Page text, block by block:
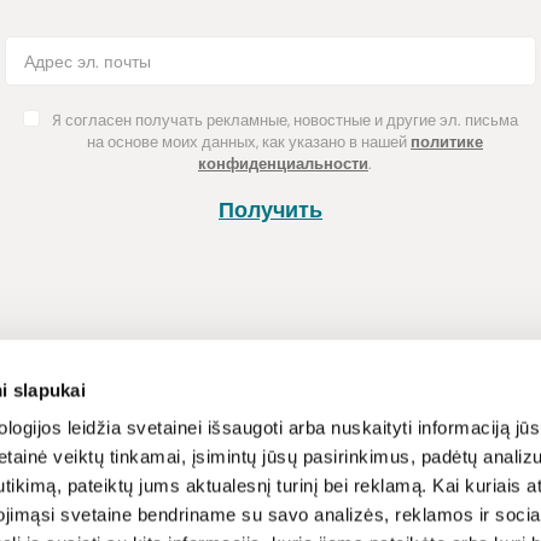
slapukai
leidžia svetainei išsaugoti arba nuskaityti informaciją
veiktų tinkamai, įsimintų jūsų pasirinkimus, padėtų
pateiktų jums aktualesnį turinį bei reklamą. Kai kuriais
svetaine bendriname su savo analizės, reklamos ir
Я согласен получать рекламные, новостные и другие эл. письма
на основе моих данных, как указано в нашей политике
конфиденциальности.
Получить
Способы оплаты
Доставка
Возврат товара
Программа
Новости и
Рецепты
Условия и